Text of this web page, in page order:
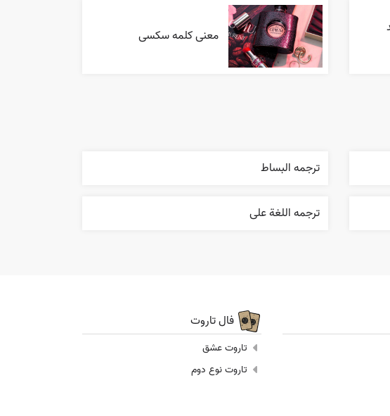
معنی کلمه سکسی
ترجمه البساط
ترجمه اللغة علی
فال تاروت
تاروت عشق
تاروت نوع دوم